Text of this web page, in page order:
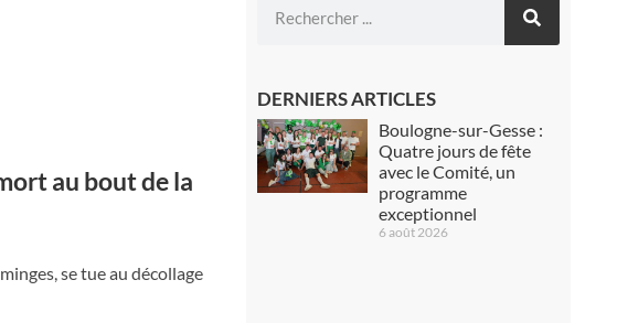
au bout de la
se tue au décollage
DERNIERS ARTICLES
Boulogne-sur-Gesse :
Quatre jours de fête
avec le Comité, un
programme
exceptionnel
6 août 2026